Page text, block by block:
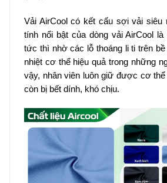
Vải AirCool có kết cấu sợi vải siêu
tính nổi bật của dòng vải AirCool
tức thì nhờ các lỗ thoáng li ti trên
nhiệt cơ thể hiệu quả trong những
vậy, nhân viên luôn giữ được cơ thể
còn bị bết dính, khó chịu.